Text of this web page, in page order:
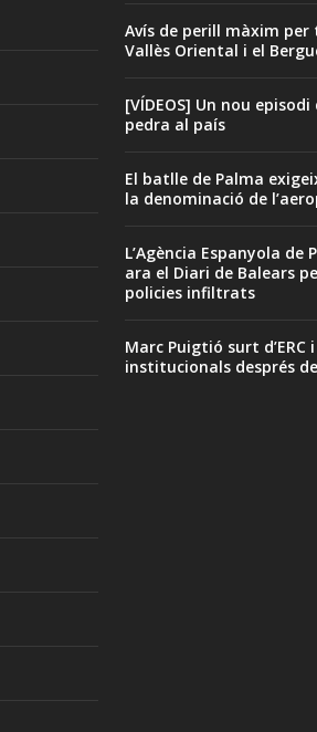
Avís de perill màxim
Vallès Oriental i el
[VÍDEOS] Un nou
pedra al país
El batlle de Palma
la denominació de
L’Agència Espanyola de
ara el Diari de Balears
policies infiltrats
Marc Puigtió surt
institucionals després